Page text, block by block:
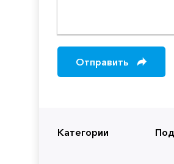
Категории
Отправить